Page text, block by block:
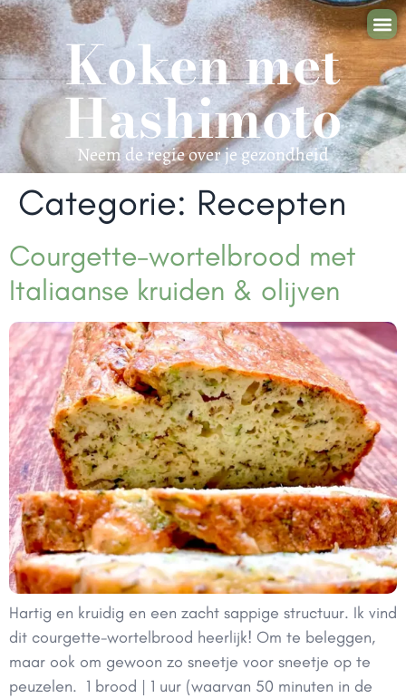
Koken met
Hashimoto
Neem de regie over je gezondheid
Categorie: Recepten
Courgette-wortelbrood met
Italiaanse kruiden & olijven
Hartig en kruidig en een zacht sappige structuur. Ik vind
dit courgette-wortelbrood heerlijk! Om te beleggen,
maar ook om gewoon zo sneetje voor sneetje op te
peuzelen. 1 brood | 1 uur (waarvan 50 minuten in de